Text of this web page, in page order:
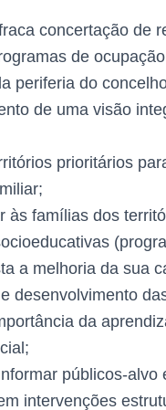
concertação de
de
periferia do
de uma visão
prioritários
às famílias dos
a melhoria da sua
desenvolvimento
da
públicos-
intervenções